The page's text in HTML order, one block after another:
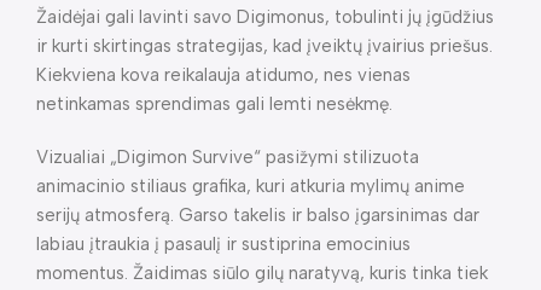
Žaidėjai gali lavinti savo Digimonus, tobulinti jų įgūdžius
ir kurti skirtingas strategijas, kad įveiktų įvairius priešus.
Kiekviena kova reikalauja atidumo, nes vienas
netinkamas sprendimas gali lemti nesėkmę.
Vizualiai „Digimon Survive“ pasižymi stilizuota
animacinio stiliaus grafika, kuri atkuria mylimų anime
serijų atmosferą. Garso takelis ir balso įgarsinimas dar
labiau įtraukia į pasaulį ir sustiprina emocinius
momentus. Žaidimas siūlo gilų naratyvą, kuris tinka tiek